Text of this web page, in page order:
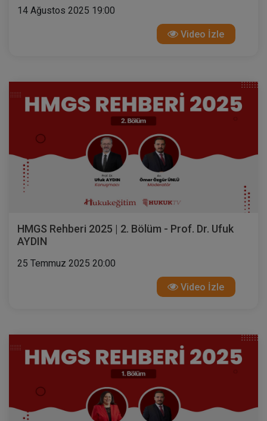
14 Ağustos 2025 19:00
Video İzle
HMGS Rehberi 2025 | 2. Bölüm - Prof. Dr. Ufuk
AYDIN
25 Temmuz 2025 20:00
Video İzle